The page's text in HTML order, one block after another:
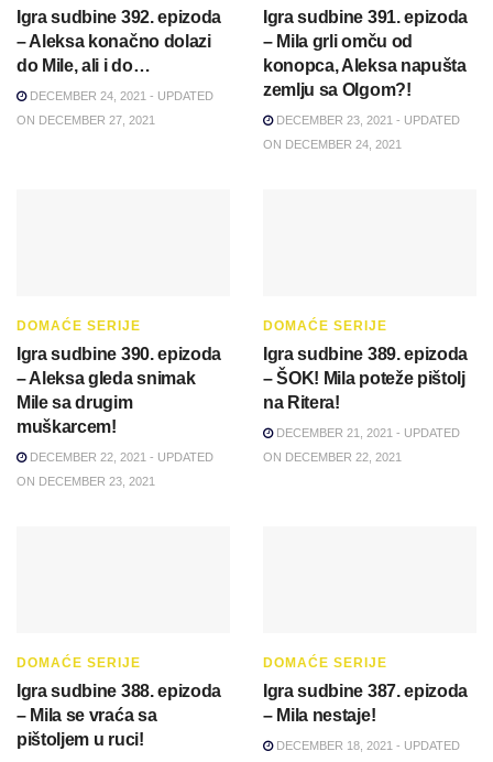
Igra sudbine 392. epizoda
– Aleksa konačno dolazi
do Mile, ali i do…
DECEMBER 24, 2021 - UPDATED
ON DECEMBER 27, 2021
Igra sudbine 391. epizoda
– Mila grli omču od
konopca, Aleksa napušta
zemlju sa Olgom?!
DECEMBER 23, 2021 - UPDATED
ON DECEMBER 24, 2021
DOMAĆE SERIJE
Igra sudbine 390. epizoda
– Aleksa gleda snimak
Mile sa drugim
muškarcem!
DECEMBER 22, 2021 - UPDATED
ON DECEMBER 23, 2021
DOMAĆE SERIJE
Igra sudbine 389. epizoda
– ŠOK! Mila poteže pištolj
na Ritera!
DECEMBER 21, 2021 - UPDATED
ON DECEMBER 22, 2021
DOMAĆE SERIJE
Igra sudbine 388. epizoda
– Mila se vraća sa
pištoljem u ruci!
DOMAĆE SERIJE
Igra sudbine 387. epizoda
– Mila nestaje!
DECEMBER 18, 2021 - UPDATED